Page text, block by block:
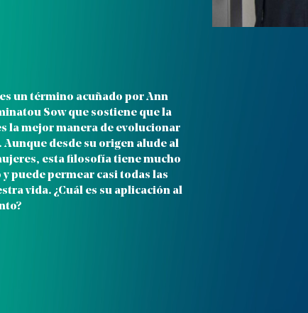
un término acuñado por Ann
Sow que sostiene que la
la mejor manera de evolucionar
desde su origen alude al
esta filosofía tiene mucho
puede permear casi todas las
vida. ¿Cuál es su aplicación al